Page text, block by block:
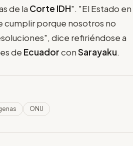
de la Corte IDH". "El Estado en
cumplir porque nosotros no
dice refiriéndose a
de EcuadorconSarayaku.
ONU